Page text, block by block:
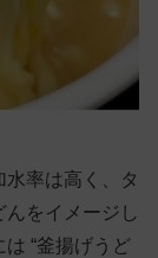
率は高く、タ
をイメージし
“釜揚げうど